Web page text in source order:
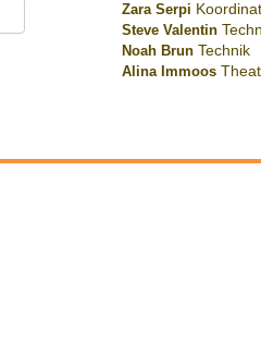
Zara Serpi
Steve Valentin
Noah Brun Technik
Alina Immoos